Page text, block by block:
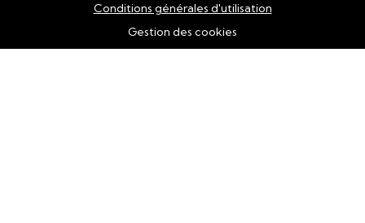
Conditions générales d'utilisation
Gestion des cookies